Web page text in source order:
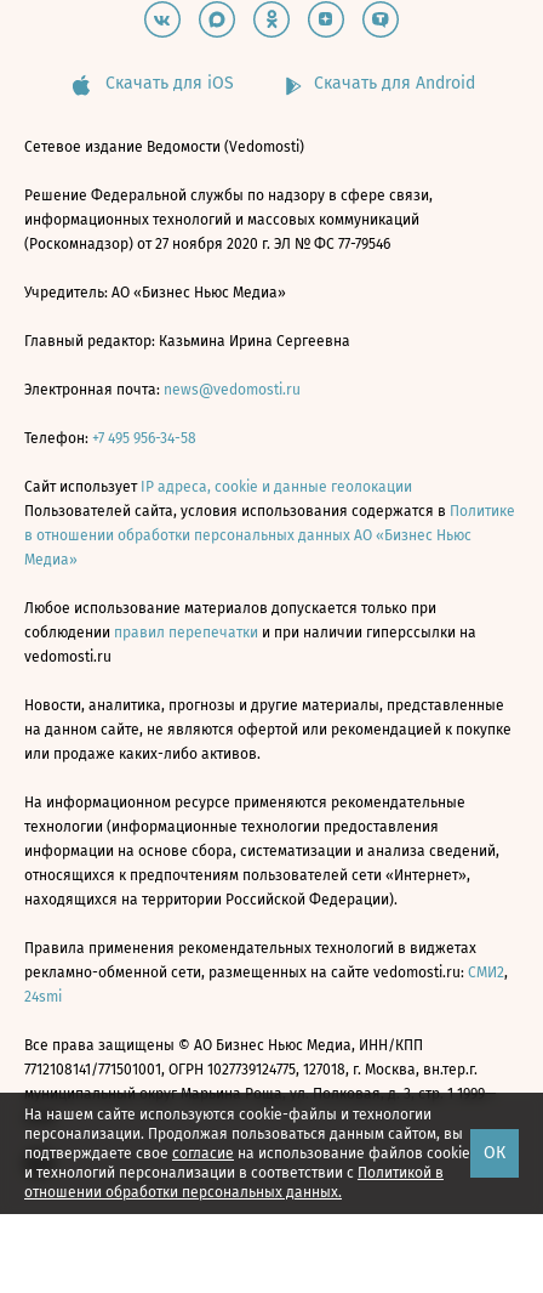
На нашем сайте используются cookie-файлы и технологии
персонализации. Продолжая пользоваться данным сайтом, вы
подтверждаете свое согласие на использование файлов cookie
и технологий персонализации в соответствии с Политикой в
отношении обработки персональных данных.
ОК
Скачать для iOS Скачать для Android
Сетевое издание Ведомости (Vedomosti)
Решение Федеральной службы по надзору в сфере связи,
информационных технологий и массовых коммуникаций
(Роскомнадзор) от 27 ноября 2020 г. ЭЛ № ФС 77-79546
Учредитель: АО «Бизнес Ньюс Медиа»
Главный редактор: Казьмина Ирина Сергеевна
Электронная почта: news@vedomosti.ru
Телефон: +7 495 956-34-58
Сайт использует IP адреса, cookie и данные геолокации
Пользователей сайта, условия использования содержатся в Политике
в отношении обработки персональных данных АО «Бизнес Ньюс
Медиа»
Любое использование материалов допускается только при
соблюдении правил перепечатки и при наличии гиперссылки на
vedomosti.ru
Новости, аналитика, прогнозы и другие материалы, представленные
на данном сайте, не являются офертой или рекомендацией к покупке
или продаже каких-либо активов.
На информационном ресурсе применяются рекомендательные
технологии (информационные технологии предоставления
информации на основе сбора, систематизации и анализа сведений,
относящихся к предпочтениям пользователей сети «Интернет»,
находящихся на территории Российской Федерации).
Правила применения рекомендательных технологий в виджетах
рекламно-обменной сети, размещенных на сайте vedomosti.ru: СМИ2,
24smi
Все права защищены © АО Бизнес Ньюс Медиа, ИНН/КПП
7712108141/771501001, ОГРН 1027739124775, 127018, г. Москва, вн.тер.г.
муниципальный округ Марьина Роща, ул. Полковая, д. 3, стр. 1 1999—
2026